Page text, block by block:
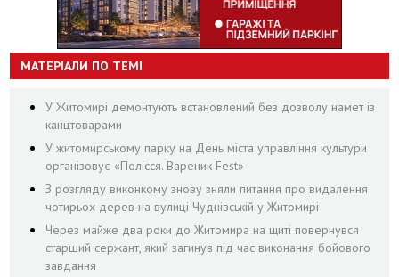
МАТЕРІАЛИ ПО ТЕМІ
У Житомирі демонтують встановлений без дозволу намет із
канцтоварами
У житомирському парку на День міста управління культури
організовує «Полісся. Вареник Fest»
З розгляду виконкому знову зняли питання про видалення
чотирьох дерев на вулиці Чуднівській у Житомирі
Через майже два роки до Житомира на щиті повернувся
старший сержант, який загинув під час виконання бойового
завдання